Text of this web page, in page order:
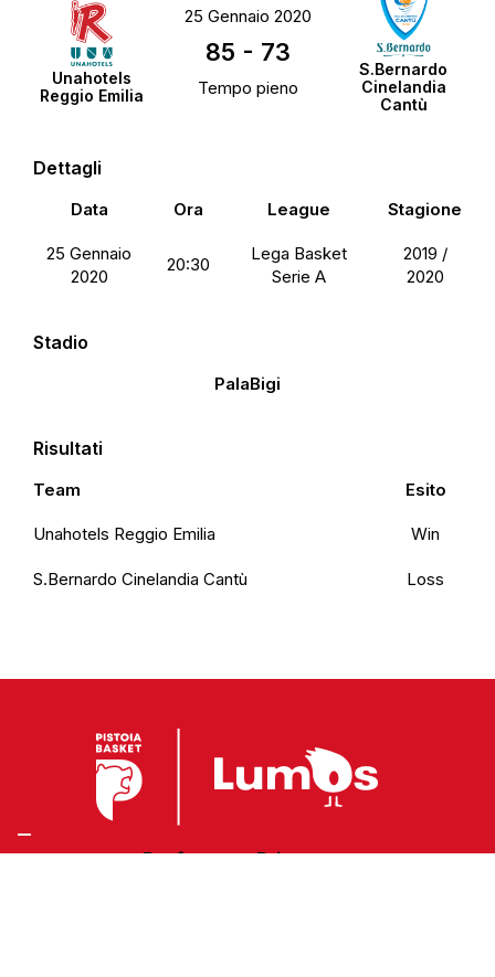
Unahotels
Reggio Emilia
S.Bernardo
Cinelandia
Cantù
25 Gennaio 2020
85 - 73
Tempo pieno
Dettagli
Data Ora League Stagione
25 Gennaio
2020
20:30
Lega Basket
Serie A
2019 /
2020
Stadio
PalaBigi
Risultati
Team Esito
Unahotels Reggio Emilia Win
S.Bernardo Cinelandia Cantù Loss
Preferenze Privacy